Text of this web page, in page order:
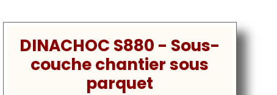
DINACHOC S880 - Sous-
couche chantier sous
parquet